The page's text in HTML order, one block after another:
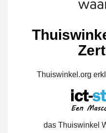
Thuiswinkel.org
das Thuiswinkel